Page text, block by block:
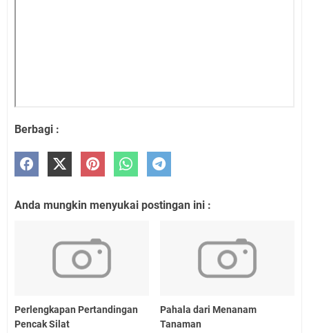
Berbagi :
Anda mungkin menyukai postingan ini :
Perlengkapan Pertandingan
Pencak Silat
Pahala dari Menanam
Tanaman